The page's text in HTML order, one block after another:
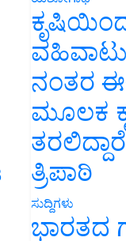
ನಂತರ
ಮೂಲಕ
ತ್ರಿಪಾಠಿ
ಸುದ್ದಿಗಳು
ಭಾರತದ